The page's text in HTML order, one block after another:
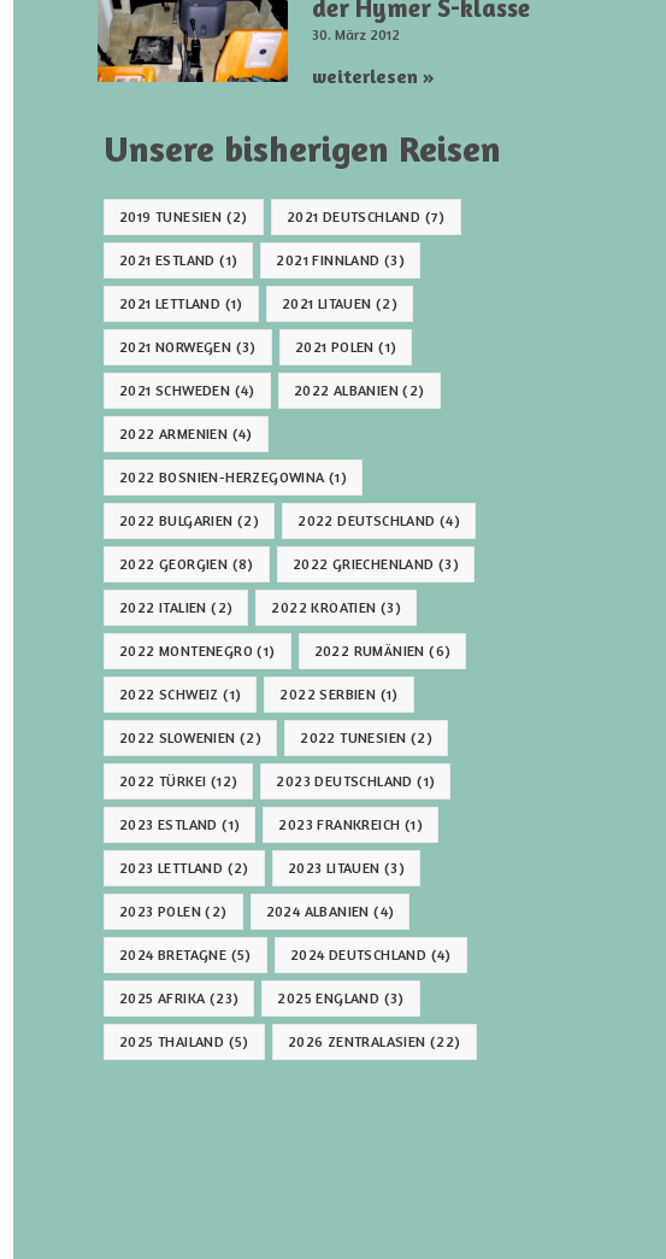
der Hymer S-klasse
30. März 2012
weiterlesen »
Unsere bisherigen Reisen
2019 TUNESIEN (2) 2021 DEUTSCHLAND (7)
2021 ESTLAND (1) 2021 FINNLAND (3)
2021 LETTLAND (1) 2021 LITAUEN (2)
2021 NORWEGEN (3) 2021 POLEN (1)
2021 SCHWEDEN (4) 2022 ALBANIEN (2)
2022 ARMENIEN (4)
2022 BOSNIEN-HERZEGOWINA(1)
2022 BULGARIEN (2) 2022 DEUTSCHLAND (4)
2022 GEORGIEN (8) 2022 GRIECHENLAND (3)
2022 ITALIEN (2) 2022 KROATIEN (3)
2022 MONTENEGRO (1) 2022 RUMÄNIEN (6)
2022 SCHWEIZ (1) 2022 SERBIEN (1)
2022 SLOWENIEN (2) 2022 TUNESIEN (2)
2022 TÜRKEI (12) 2023 DEUTSCHLAND (1)
2023 ESTLAND (1) 2023 FRANKREICH (1)
2023 LETTLAND (2) 2023 LITAUEN (3)
2023 POLEN (2) 2024 ALBANIEN (4)
2024 BRETAGNE (5) 2024 DEUTSCHLAND (4)
2025 AFRIKA(23) 2025 ENGLAND (3)
2025 THAILAND (5) 2026 ZENTRALASIEN (22)